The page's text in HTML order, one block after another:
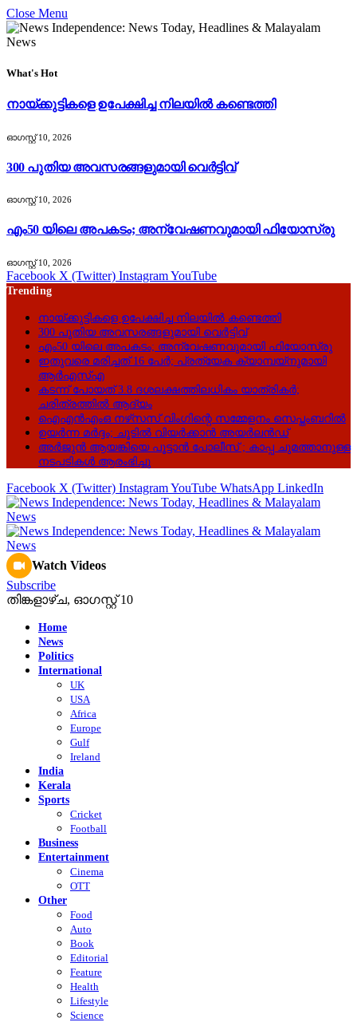
Close Menu
What's Hot
നായ്ക്കുട്ടികളെ ഉപേക്ഷിച്ച നിലയിൽ കണ്ടെത്തി
ഓഗസ്റ്റ്‌ 10, 2026
300 പുതിയ അവസരങ്ങളുമായി വെർട്ടിവ്
ഓഗസ്റ്റ്‌ 10, 2026
എം50 യിലെ അപകടം; അന്വേഷണവുമായി ഫിയോസ്രു
ഓഗസ്റ്റ്‌ 10, 2026
Facebook X (Twitter) InstagramYouTube
Trending
നായ്ക്കുട്ടികളെ ഉപേക്ഷിച്ച നിലയിൽ കണ്ടെത്തി
300 പുതിയ അവസരങ്ങളുമായി വെർട്ടിവ്
എം50 യിലെ അപകടം; അന്വേഷണവുമായി ഫിയോസ്രു
ഇതുവരെ മരിച്ചത് 16 പേർ; പ്രത്യേക ക്യാമ്പയ്‌നുമായി
ആർഎസ്എ
കടന്ന് പോയത് 3.8 ദശലക്ഷത്തിലധികം യാത്രികർ;
ചരിത്രത്തിൽ ആദ്യം
ഐഎൻഎംഒ നഴ്‌സസ് വിംഗിന്റെ സമ്മേളനം സെപ്തംബറിൽ
ഉയർന്ന മർദ്ദം; ചൂടിൽ വിയർക്കാൻ അയർലൻഡ്
അർജുൻ ആയങ്കിയെ പൂട്ടാൻ പോലീസ് ; കാപ്പ ചുമത്താനുള്ള
നടപടികൾ ആരംഭിച്ചു
Facebook X (Twitter) InstagramYouTube WhatsApp LinkedIn
Watch Videos
Subscribe
തിങ്കളാഴ്‌ച, ഓഗസ്റ്റ്‌ 10
Home
News
Politics
International
UK
USA
Africa
Europe
Gulf
Ireland
India
Kerala
Sports
Cricket
Football
Business
Entertainment
Cinema
OTT
Other
Food
Auto
Book
Editorial
Feature
Health
Lifestyle
Science